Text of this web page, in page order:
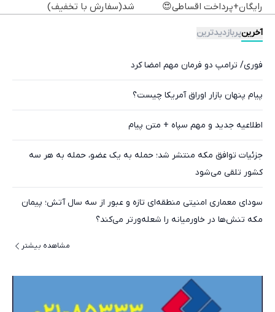
رایگان+پرداخت اقساطی😍
شد(سفارش با تخفیف)
آخرینپربازدیدترین
فوری/ ترامپ دو فرمان مهم امضا کرد
پیام پنهان بازار اوراق آمریکا چیست؟
اطلاعیه جدید و مهم سپاه + متن پیام
جزئیات توافق مکه منتشر شد؛ حمله به یک عضو، حمله به هر سه
کشور تلقی می‌شود
سودای معماری امنیتی منطقه‌ای تازه و عبور از سه سال آتش؛ پیمان
مکه تنش‌ها در خاورمیانه را شعله‌ورتر می‌کند؟
مشاهده بیشتر